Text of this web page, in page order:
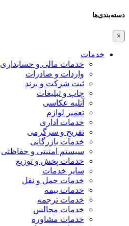
دسته‌بندی‌ها
×
خدمات
خدمات مالی و حسابداری
واردات و صادرات
ثبت شرکت و برند
چاپ و تبلیغات
آتلیه عکاسی
تعمیر لوازم
خدمات اداری
تفریح و سرگرمی
خدمات بازرگانی
سیستم امنیتی و حفاظتی
خدمات پخش و توزیع
سایر خدمات
خدمات حمل و نقل
خدمات بیمه
خدمات ترجمه
خدمات مجالس
خدمات مشاوره